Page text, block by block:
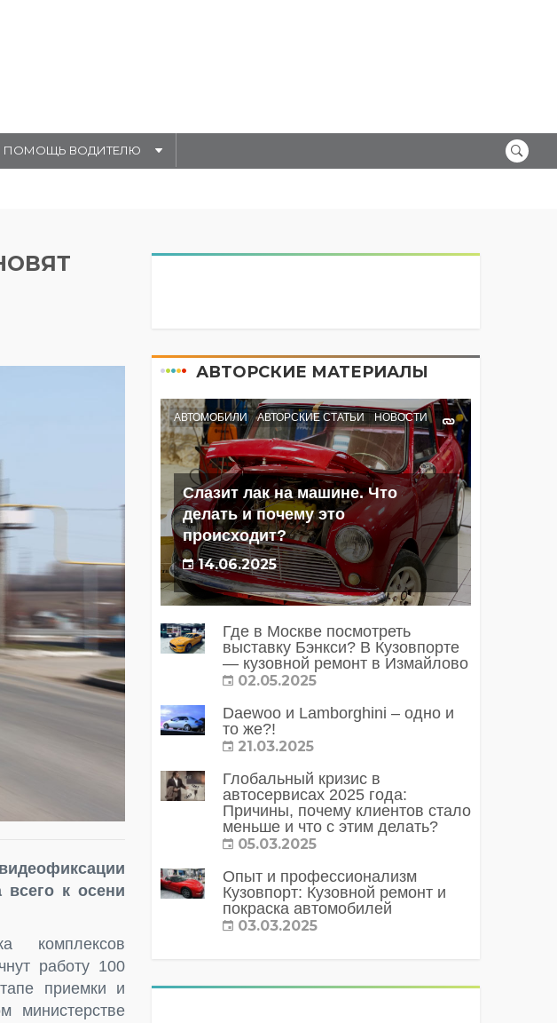
ПОМОЩЬ ВОДИТЕЛЮ
к осени
комплексов
работу 100
приемки и
министерстве
АВТОРСКИЕ МАТЕРИАЛЫ
АВТОМОБИЛИ АВТОРСКИЕ СТАТЬИ НОВОСТИ
Слазит лак на машине. Что
делать и почему это
происходит?
14.06.2025
Где в Москве посмотреть
выставку Бэнкси? В Кузовпорте
— кузовной ремонт в Измайлово
02.05.2025
Daewoo и Lamborghini – одно и
то же?!
21.03.2025
Глобальный кризис в
автосервисах 2025 года:
Причины, почему клиентов стало
меньше и что с этим делать?
05.03.2025
Опыт и профессионализм
Кузовпорт: Кузовной ремонт и
покраска автомобилей
03.03.2025